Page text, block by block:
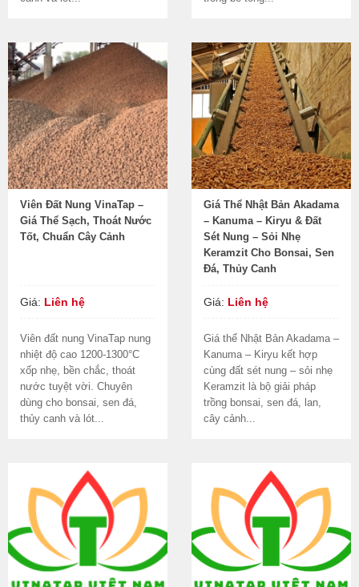
Viên Đất Nung VinaTap –
Giá Thể Sạch, Thoát Nước
Tốt, Chuẩn Cây Cảnh
Giá: Liên hệ
Viên đất nung VinaTap nung
nhiệt độ cao 1200-1300°C
xốp nhẹ, bền chắc, thoát
nước tuyệt vời. Chuyên
dùng cho bonsai, sen đá,
thủy canh và lót...
Giá Thể Nhật Bản Akadama
– Kanuma – Kiryu & Đất
Sét Nung – Sỏi Nhẹ
Keramzit Cho Bonsai, Sen
Đá, Thủy Canh
Giá: Liên hệ
Giá thể Nhật Bản Akadama –
Kanuma – Kiryu kết hợp
cùng đất sét nung – sỏi nhẹ
Keramzit là bộ giải pháp
trồng bonsai, sen đá, lan,
cây cảnh...